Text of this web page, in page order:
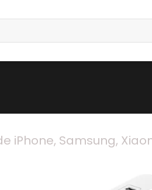
iPhone, Samsung,